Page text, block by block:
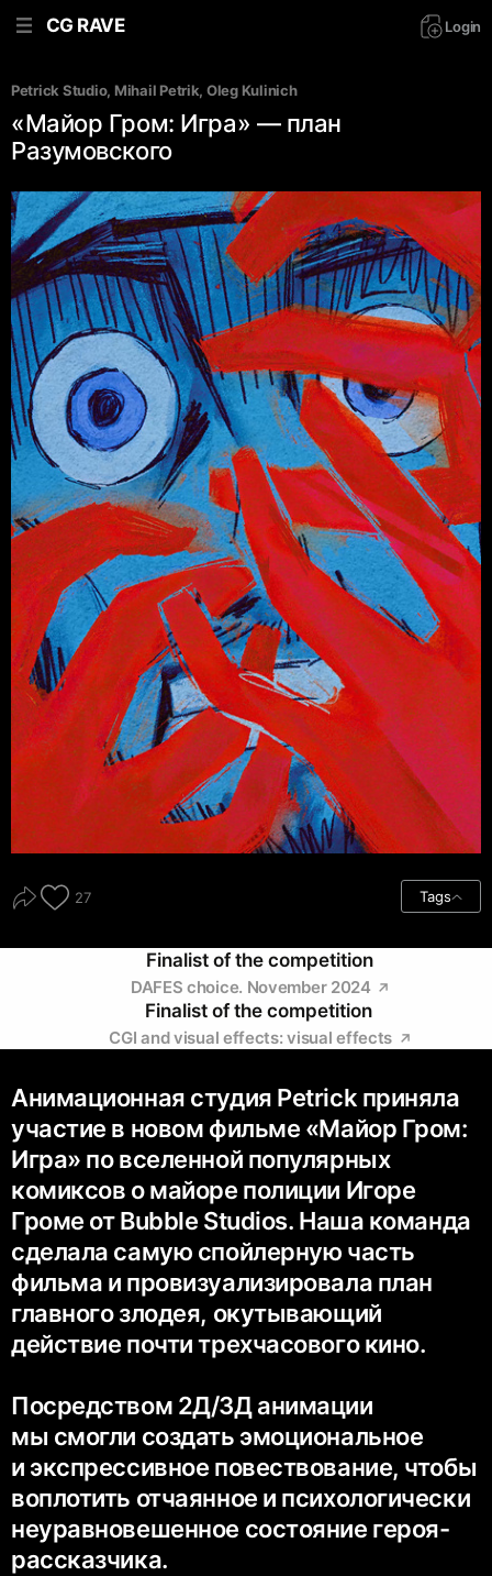
CG RAVE Login
Petrick Studio, Mihail Petrik, Oleg Kulinich
«Майор Гром: Игра» — план
Разумовского
27 Tags
Finalist of the competition
DAFES choice. November 2024
Finalist of the competition
CGI and visual effects: visual effects
Анимационная студия Petrick приняла
участие в новом фильме «Майор Гром:
Игра» по вселенной популярных
комиксов о майоре полиции Игоре
Громе от Bubble Studios. Наша команда
сделала самую спойлерную часть
фильма и провизуализировала план
главного злодея, окутывающий
действие почти трехчасового кино.
Посредством 2Д/3Д анимации
мы смогли создать эмоциональное
и экспрессивное повествование, чтобы
воплотить отчаянное и психологически
неуравновешенное состояние героя-
рассказчика.